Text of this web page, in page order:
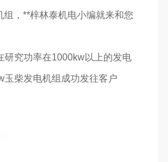
，**梓林泰机电小编就来和您
研究功率在1000kw以上的发电
柴发电机组成功发往客户